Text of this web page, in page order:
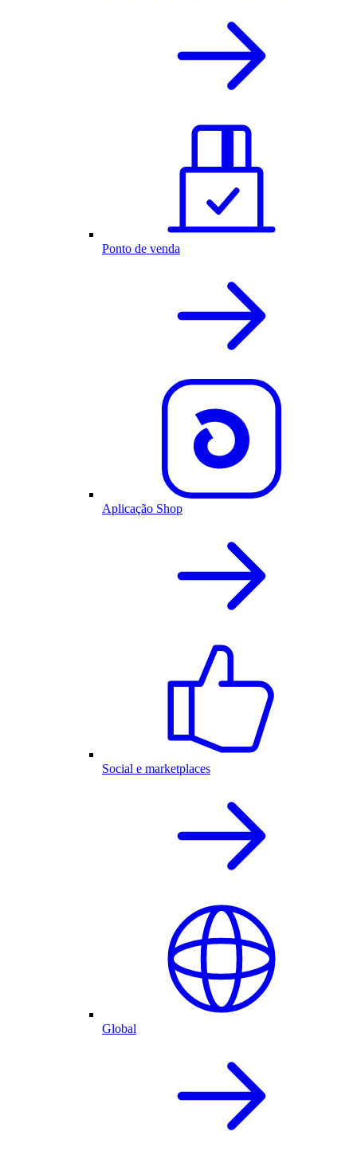
Ponto de venda
Aplicação Shop
Social e marketplaces
Global